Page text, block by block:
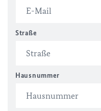
Straße
Hausnummer